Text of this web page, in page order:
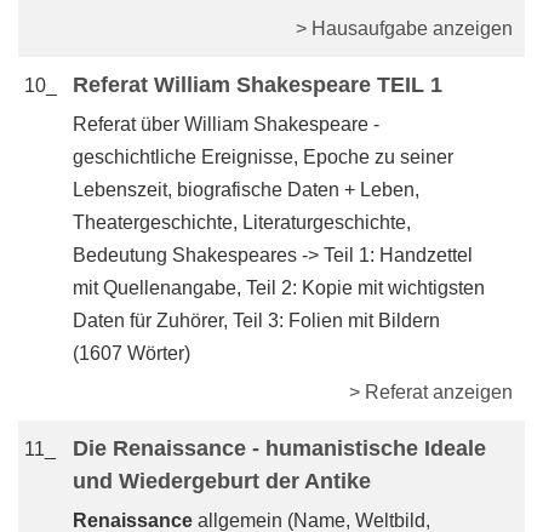
> Hausaufgabe anzeigen
10_ Referat William Shakespeare TEIL 1
Referat über William Shakespeare -
geschichtliche Ereignisse, Epoche zu seiner
Lebenszeit, biografische Daten + Leben,
Theatergeschichte, Literaturgeschichte,
Bedeutung Shakespeares -> Teil 1: Handzettel
mit Quellenangabe, Teil 2: Kopie mit wichtigsten
Daten für Zuhörer, Teil 3: Folien mit Bildern
(1607 Wörter)
> Referat anzeigen
11_
Die Renaissance - humanistische Ideale
und Wiedergeburt der Antike
Renaissance allgemein (Name, Weltbild,